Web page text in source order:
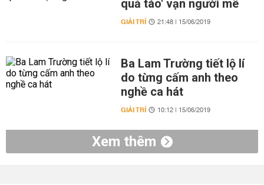
quả táo' vạn người mê
GIẢI TRÍ 21:48 | 15/06/2019
Ba Lam Trường tiết lộ lí
do từng cấm anh theo
nghề ca hát
GIẢI TRÍ 10:12 | 15/06/2019
Xem thêm